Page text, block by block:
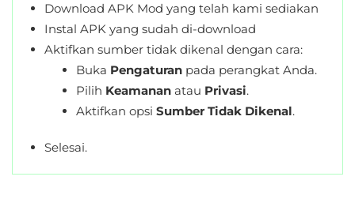
Download APK Mod yang telah kami sediakan
Instal APK yang sudah di-download
Aktifkan sumber tidak dikenal dengan cara:
Buka Pengaturan pada perangkat Anda.
Pilih Keamanan atau Privasi.
Aktifkan opsi Sumber Tidak Dikenal.
Selesai.